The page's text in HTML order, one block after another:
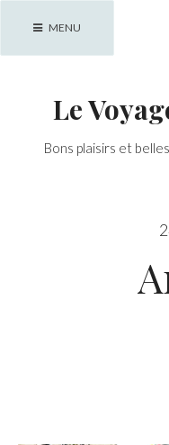
MENU
Le
Bons plaisirs et